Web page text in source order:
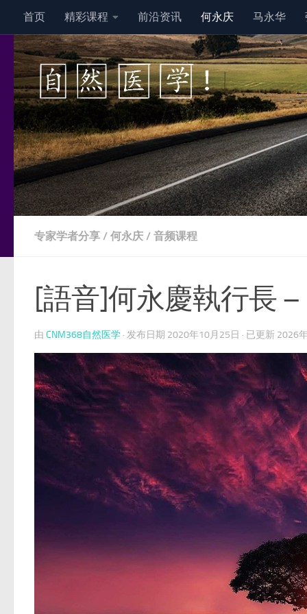
跳至内容
首页 精彩课程 前沿资讯 何永庆 马永华
专家学者分享 / 何永庆 / 音频课程
[語音]何永慶執行長
由 CNM368自然医学 · 发布日期 2020年10月25日 · 已更新 2026